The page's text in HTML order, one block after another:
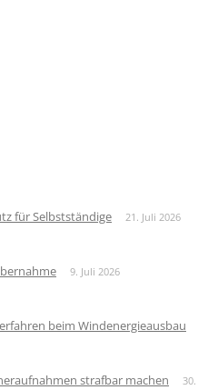
für Selbstständige 21. Juli 2026
9. Juli 2026
beim Windenergieausbau
strafbar machen
30.